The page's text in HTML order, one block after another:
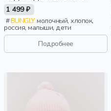
1 499 ₽
BUNGLYмолочный, хлопок,
россия, малыши, дети
Подробнее